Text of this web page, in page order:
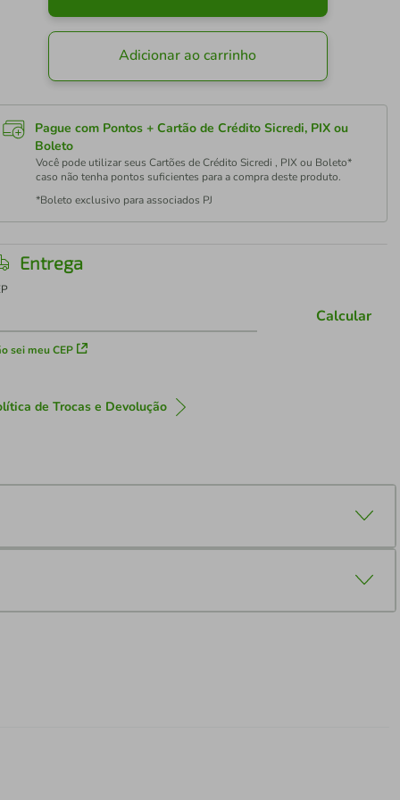
Adicionar ao carrinho
Pague com Pontos + Cartão de Crédito Sicredi, PIX ou
Boleto
Você pode utilizar seus Cartões de Crédito Sicredi , PIX ou Boleto*
caso não tenha pontos suficientes para a compra deste produto.
*Boleto exclusivo para associados PJ
Entrega
sei meu CEP
Calcular
de Trocas e Devolução